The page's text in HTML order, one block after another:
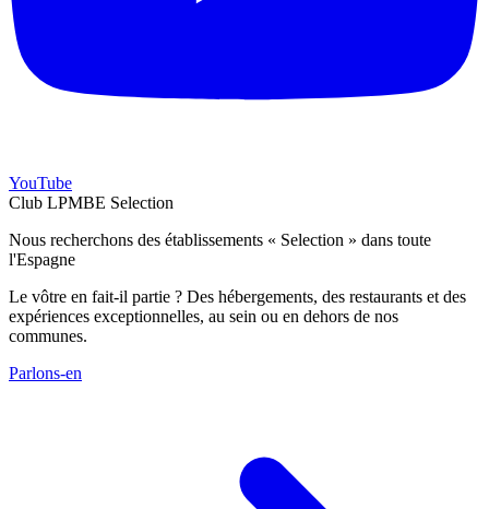
YouTube
Club LPMBE Selection
Nous recherchons des établissements « Selection » dans toute
l'Espagne
Le vôtre en fait-il partie ? Des hébergements, des restaurants et des
expériences exceptionnelles, au sein ou en dehors de nos
communes.
Parlons-en